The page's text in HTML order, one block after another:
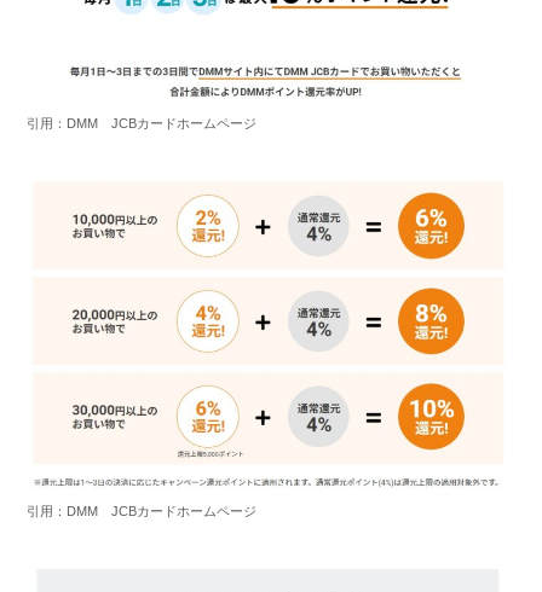
引用：DMM JCBカードホームページ
引用：DMM JCBカードホームページ